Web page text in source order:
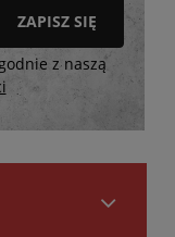
ZAPISZ SIĘ
z naszą